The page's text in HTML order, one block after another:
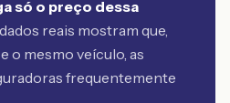
só o preço dessa
reais mostram que,
o mesmo veículo, as
frequentemente